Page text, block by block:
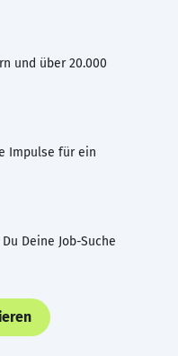
und über 20.000
Impulse für ein
Deine Job-Suche